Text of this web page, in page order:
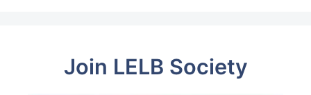
Join LELB Society